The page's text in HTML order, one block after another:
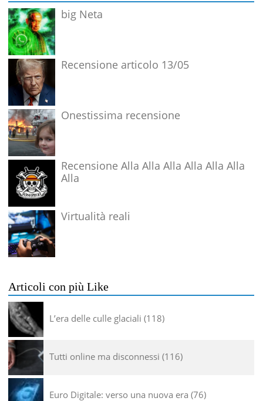
big Neta
Recensione articolo 13/05
Onestissima recensione
Recensione Alla Alla Alla Alla Alla Alla
Alla
Virtualità reali
Articoli con più Like
L’era delle culle glaciali 118
Tutti online ma disconnessi 116
Euro Digitale: verso una nuova era 76